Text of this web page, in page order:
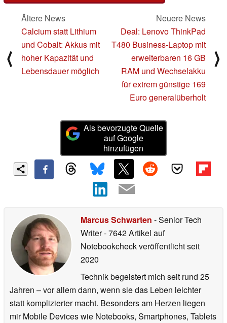
⟨
Ältere News
Calcium statt Lithium
und Cobalt: Akkus mit
hoher Kapazität und
Lebensdauer möglich
Neuere News
Deal: Lenovo ThinkPad
T480 Business-Laptop mit
erweiterbaren 16 GB
RAM und Wechselakku
für extrem günstige 169
Euro generalüberholt
⟩
Als bevorzugte Quelle
auf Google
hinzufügen
Marcus Schwarten - Senior Tech
Writer- 7642 Artikel auf
Notebookcheck veröffentlichtseit
2020
Technik begeistert mich seit rund 25
Jahren – vor allem dann, wenn sie das Leben leichter
statt komplizierter macht. Besonders am Herzen liegen
mir Mobile Devices wie Notebooks, Smartphones, Tablets